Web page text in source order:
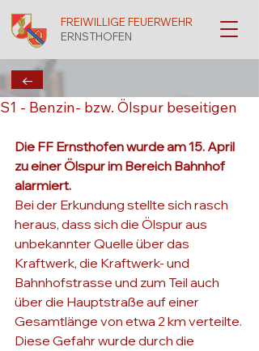
FREIWILLIGE FEUERWEHR
ERNSTHOFEN
S1 - Benzin- bzw. Ölspur beseitigen
Die FF Ernsthofen wurde am 15. April
zu einer Ölspur im Bereich Bahnhof
alarmiert.
Bei der Erkundung stellte sich rasch
heraus, dass sich die Ölspur aus
unbekannter Quelle über das
Kraftwerk, die Kraftwerk- und
Bahnhofstrasse und zum Teil auch
über die Hauptstraße auf einer
Gesamtlänge von etwa 2 km verteilte.
Diese Gefahr wurde durch die
←